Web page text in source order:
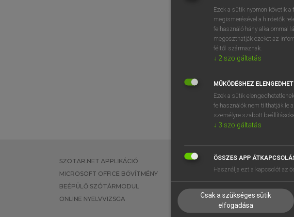
BELÉPÉS
SZOTAR.NET APPLIKÁCIÓ
MICROSOFT OFFICE BŐVÍTMÉNY
BEÉPÜLŐ SZÓTÁRMODUL
ONLINE NYELVVIZSGA
EGYÉNI FELHASZNÁLÓKNAK
TANULÓKNAK
VÁLLALATI MEGOLDÁSOK
Ezek a sütik nyomon követik
megismerésével a hirdetők
felhasználó hány alkalommal
megoszthatják ezeket az
féltől származnak.
↓ 2 szolgáltatás
MŰKÖDÉSHEZ
Ezek a sütik
felhasználók nem tilthatják le
személyre szabott
↓ 3 szolgáltatás
ÖSSZES APP
Használja ezt a kapcsolót az
Csak a szükséges sütik
elfogadása